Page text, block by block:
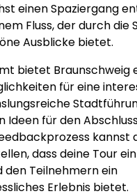
einen Spaziergang
Fluss, der durch die
Ausblicke bietet.
bietet Braunschweig
für eine
Ideen für den
kannst
dass deine Tour
den Teilnehmern ein
Erlebnis bietet.